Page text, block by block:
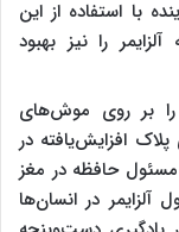
با استفاده از این
را نیز بهبود
را بر روی موش‌های
افزایش‌یافته در
حافظه در مغز
در انسان‌ها